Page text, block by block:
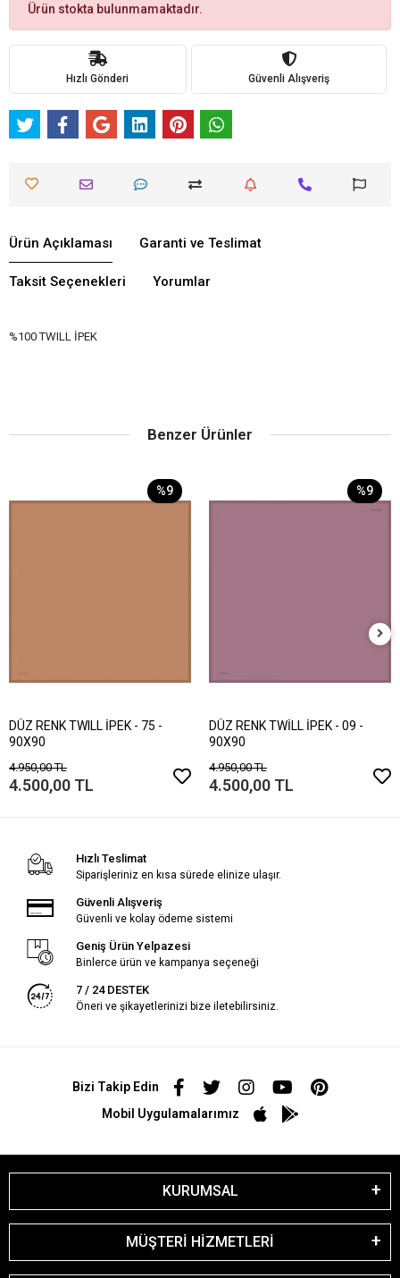
Ürün stokta bulunmamaktadır.
Hızlı Gönderi Güvenli Alışveriş
Ürün Açıklaması Garanti ve Teslimat
Taksit Seçenekleri Yorumlar
%100 TWILL İPEK
Benzer Ürünler
%9
DÜZ RENK TWILL İPEK - 75 -
90X90
4.950,00 TL
4.500,00 TL
%9
DÜZ RENK TWİLL İPEK - 09 -
90X90
4.950,00 TL
4.500,00 TL
Hızlı Teslimat
Siparişleriniz en kısa sürede elinize ulaşır.
Güvenli Alışveriş
Güvenli ve kolay ödeme sistemi
Geniş Ürün Yelpazesi
Binlerce ürün ve kampanya seçeneği
7 / 24 DESTEK
Öneri ve şikayetlerinizi bize iletebilirsiniz.
Bizi Takip Edin
Mobil Uygulamalarımız
KURUMSAL
MÜŞTERİ HİZMETLERİ